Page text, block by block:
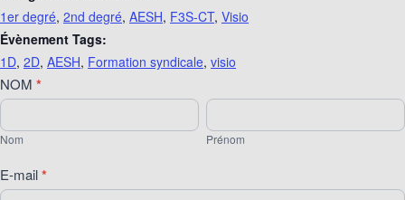
1er degré, 2nd degré, AESH, F3S-CT, Visio
Évènement Tags:
1D, 2D, AESH, Formation syndicale, visio
Visio
"Santé
et
sécurité
au
travail"
NOM *
Nom
Nom
Prénom
Prénom
E-mail*